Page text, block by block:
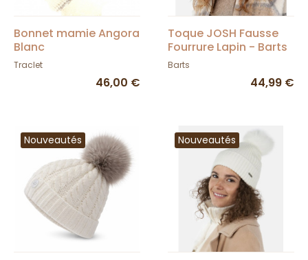
Bonnet mamie Angora
Blanc
Traclet
46,00 €
Toque JOSH Fausse
Fourrure Lapin - Barts
Barts
44,99 €
Nouveautés Nouveautés